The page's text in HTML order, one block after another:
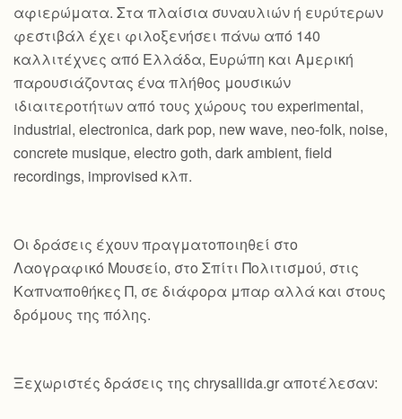
αφιερώματα. Στα πλαίσια συναυλιών ή ευρύτερων
φεστιβάλ έχει φιλοξενήσει πάνω από 140
καλλιτέχνες από Ελλάδα, Ευρώπη και Αμερική
παρουσιάζοντας ένα πλήθος μουσικών
ιδιαιτεροτήτων από τους χώρους του experimental,
industrial, electronica, dark pop, new wave, neo-folk, noise,
concrete musique, electro goth, dark ambient, field
recordings, improvised κλπ.
Οι δράσεις έχουν πραγματοποιηθεί στο
Λαογραφικό Μουσείο, στο Σπίτι Πολιτισμού, στις
Καπναποθήκες Π, σε διάφορα μπαρ αλλά και στους
δρόμους της πόλης.
Ξεχωριστές δράσεις της chrysallida.gr αποτέλεσαν: